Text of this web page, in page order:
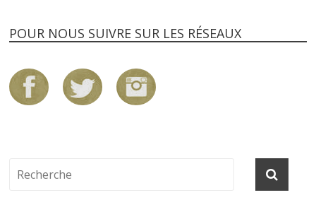
POUR NOUS SUIVRE SUR LES RÉSEAUX